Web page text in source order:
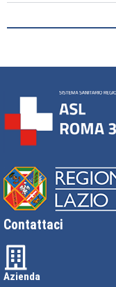
Contattaci
Azienda